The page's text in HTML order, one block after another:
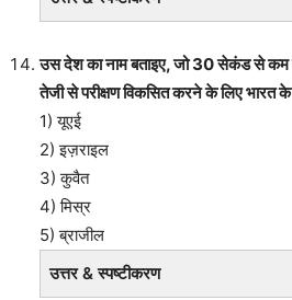
उस देश का नाम बताइए, जो 30 सेकंड से
तेजी से परीक्षण विकसित करने के लिए भारत
1) यूएई
2) इज़राइल
3) कुवैत
4) मिस्र
5) ब्राजील
उत्तर & स्पष्टीकरण